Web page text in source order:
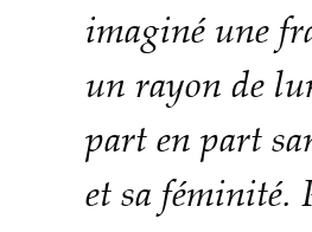
imaginé une
un rayon de
part en part
et sa féminité.